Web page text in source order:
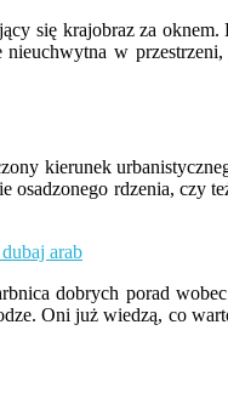
się krajobraz za oknem.
w
kierunek
rdzenia, czy
dobrych porad
Oni już wiedzą, co